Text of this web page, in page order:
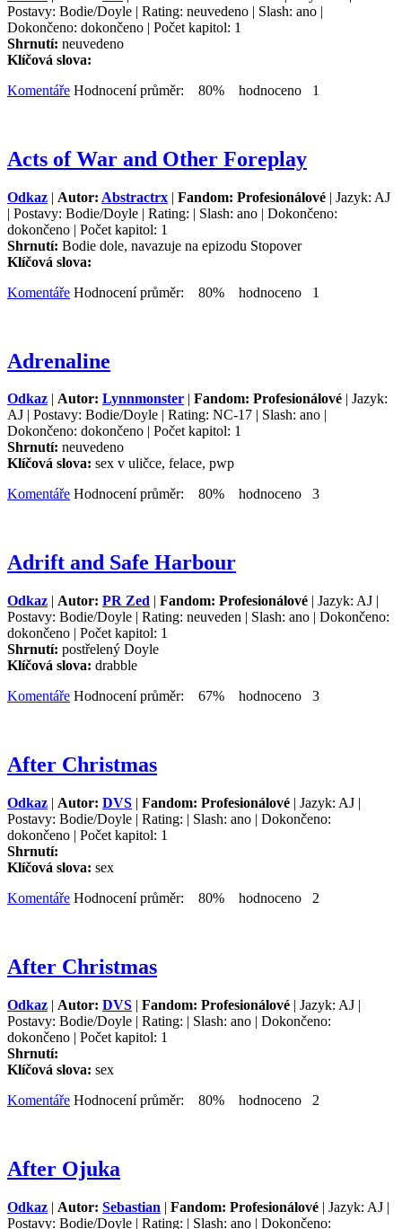
Postavy: Bodie/Doyle | Rating: neuvedeno | Slash: ano |
Dokončeno: dokončeno | Počet kapitol: 1
Shrnutí: neuvedeno
Klíčová slova:
Komentáře Hodnocení průměr: 80% hodnoceno 1
Acts of War and Other Foreplay
Odkaz | Autor: Abstractrx | Fandom: Profesionálové | Jazyk: AJ
| Postavy: Bodie/Doyle | Rating: | Slash: ano | Dokončeno:
dokončeno | Počet kapitol: 1
Shrnutí: Bodie dole, navazuje na epizodu Stopover
Klíčová slova:
Komentáře Hodnocení průměr: 80% hodnoceno 1
Adrenaline
Odkaz | Autor: Lynnmonster | Fandom: Profesionálové | Jazyk:
AJ | Postavy: Bodie/Doyle | Rating: NC-17 | Slash: ano |
Dokončeno: dokončeno | Počet kapitol: 1
Shrnutí: neuvedeno
Klíčová slova: sex v uličce, felace, pwp
Komentáře Hodnocení průměr: 80% hodnoceno 3
Adrift and Safe Harbour
Odkaz | Autor: PR Zed | Fandom: Profesionálové | Jazyk: AJ |
Postavy: Bodie/Doyle | Rating: neuveden | Slash: ano | Dokončeno:
dokončeno | Počet kapitol: 1
Shrnutí: postřelený Doyle
Klíčová slova: drabble
Komentáře Hodnocení průměr: 67% hodnoceno 3
After Christmas
Odkaz | Autor: DVS | Fandom: Profesionálové | Jazyk: AJ |
Postavy: Bodie/Doyle | Rating: | Slash: ano | Dokončeno:
dokončeno | Počet kapitol: 1
Shrnutí:
Klíčová slova: sex
Komentáře Hodnocení průměr: 80% hodnoceno 2
After Christmas
Odkaz | Autor: DVS | Fandom: Profesionálové | Jazyk: AJ |
Postavy: Bodie/Doyle | Rating: | Slash: ano | Dokončeno:
dokončeno | Počet kapitol: 1
Shrnutí:
Klíčová slova: sex
Komentáře Hodnocení průměr: 80% hodnoceno 2
After Ojuka
Odkaz | Autor: Sebastian | Fandom: Profesionálové | Jazyk: AJ |
Postavy: Bodie/Doyle | Rating: | Slash: ano | Dokončeno: